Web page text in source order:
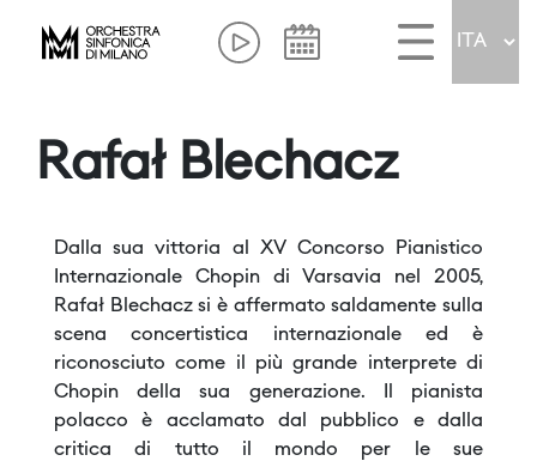
Rafał Blechacz
Dalla sua vittoria al XV Concorso Pianistico
Internazionale Chopin di Varsavia nel 2005,
Rafał Blechacz si è affermato saldamente sulla
scena concertistica internazionale ed è
riconosciuto come il più grande interprete di
Chopin della sua generazione. Il pianista
polacco è acclamato dal pubblico e dalla
critica di tutto il mondo per le sue